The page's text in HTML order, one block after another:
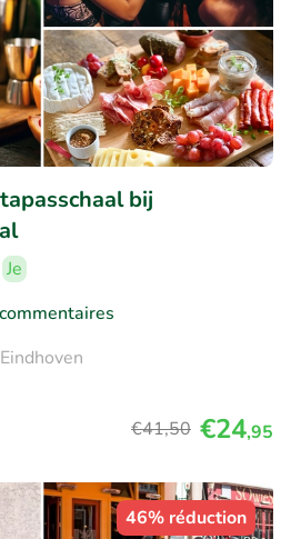
bij
Je
€41,50 €24,95
46% réduction